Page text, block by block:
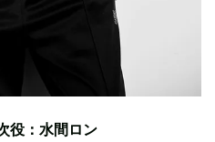
役：水間ロン